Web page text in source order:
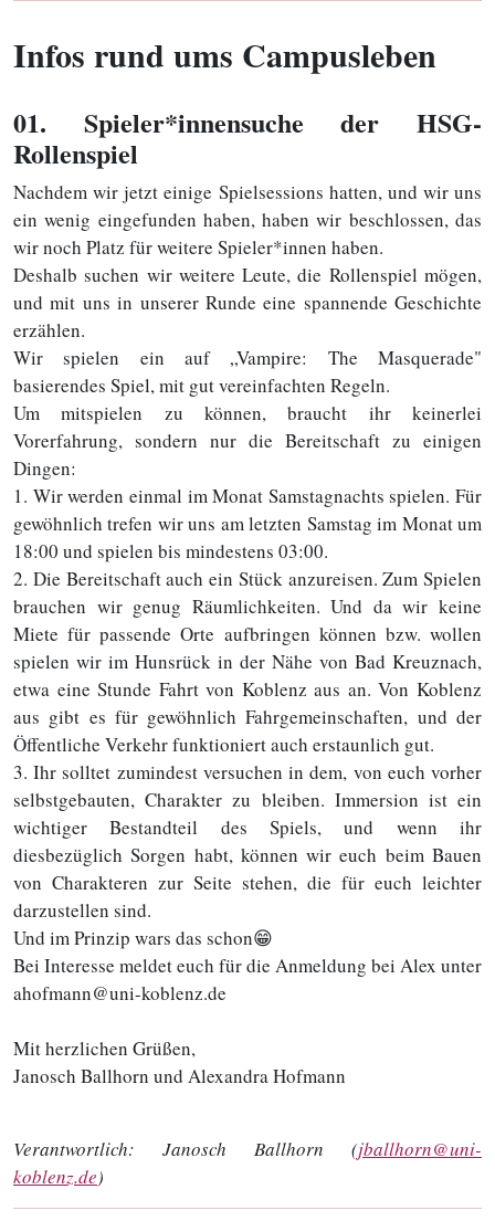
Infos rund ums Campusleben
01. Spieler*innensuche der HSG-
Rollenspiel
Nachdem wir jetzt einige Spielsessions hatten, und wir uns
ein wenig eingefunden haben, haben wir beschlossen, das
wir noch Platz für weitere Spieler*innen haben.
Deshalb suchen wir weitere Leute, die Rollenspiel mögen,
und mit uns in unserer Runde eine spannende Geschichte
erzählen.
Wir spielen ein auf „Vampire: The Masquerade"
basierendes Spiel, mit gut vereinfachten Regeln.
Um mitspielen zu können, braucht ihr keinerlei
Vorerfahrung, sondern nur die Bereitschaft zu einigen
Dingen:
1. Wir werden einmal im Monat Samstagnachts spielen. Für
gewöhnlich trefen wir uns am letzten Samstag im Monat um
18:00 und spielen bis mindestens 03:00.
2. Die Bereitschaft auch ein Stück anzureisen. Zum Spielen
brauchen wir genug Räumlichkeiten. Und da wir keine
Miete für passende Orte aufbringen können bzw. wollen
spielen wir im Hunsrück in der Nähe von Bad Kreuznach,
etwa eine Stunde Fahrt von Koblenz aus an. Von Koblenz
aus gibt es für gewöhnlich Fahrgemeinschaften, und der
Öffentliche Verkehr funktioniert auch erstaunlich gut.
3. Ihr solltet zumindest versuchen in dem, von euch vorher
selbstgebauten, Charakter zu bleiben. Immersion ist ein
wichtiger Bestandteil des Spiels, und wenn ihr
diesbezüglich Sorgen habt, können wir euch beim Bauen
von Charakteren zur Seite stehen, die für euch leichter
darzustellen sind.
Und im Prinzip wars das schon😁
Bei Interesse meldet euch für die Anmeldung bei Alex unter
ahofmann@uni-koblenz.de
Mit herzlichen Grüßen,
Janosch Ballhorn und Alexandra Hofmann
Verantwortlich: Janosch Ballhorn (jballhorn@uni-
koblenz.de)